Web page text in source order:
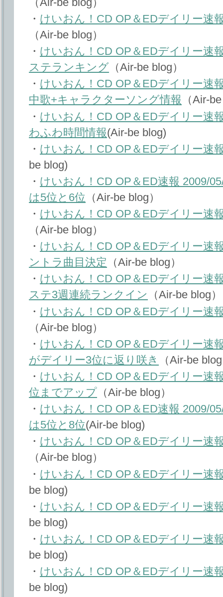
・ けいおん！CD OP＆EDデイリー速
（Air-be blog）
・ けいおん！CD OP＆EDデイリー速
ステランキング （Air-be blog）
・ けいおん！CD OP＆EDデイリー速
中歌+キャラクターソング情報 （Air-
・ けいおん！CD OP＆EDデイリー速
わふわ時間情報(Air-be blog)
・ けいおん！CD OP＆EDデイリー速
be blog)
・ けいおん！CD OP＆ED速報 2009/
は5位と6位 （Air-be blog）
・ けいおん！CD OP＆EDデイリー速
（Air-be blog）
・ けいおん！CD OP＆EDデイリー速
ントラ曲目決定 （Air-be blog）
・ けいおん！CD OP＆EDデイリー速
ステ3週連続ランクイン
（Air-be blog）
・ けいおん！CD OP＆EDデイリー速
（Air-be blog）
・ けいおん！CD OP＆EDデイリー速
がデイリー3位に返り咲き
（Air-be
・ けいおん！CD OP＆EDデイリー速
位までアップ （Air-be blog）
・ けいおん！CD OP＆ED速報 2009/
は5位と8位(Air-be blog)
・ けいおん！CD OP＆EDデイリー速
（Air-be blog）
・ けいおん！CD OP＆EDデイリー速
be blog)
・ けいおん！CD OP＆EDデイリー速
be blog)
・ けいおん！CD OP＆EDデイリー速
be blog)
・ けいおん！CD OP＆EDデイリー速
be blog)